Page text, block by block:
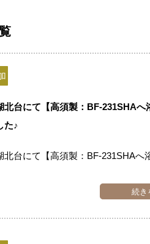
北台にて【高須製：BF-231SHAへ
た♪
北台にて【高須製：BF-231SHAへ
続き